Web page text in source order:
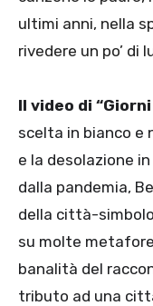
ultimi anni, nella
rivedere un po’ di
Il video di
scelta in bianco e
e la desolazione
dalla pandemia,
della città-
su molte
banalità del
tributo ad una